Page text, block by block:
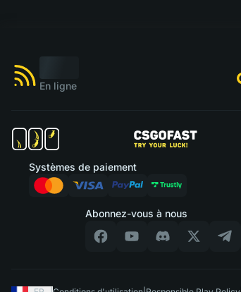
En ligne
Abonnez-vous à nous
Systèmes de paiement